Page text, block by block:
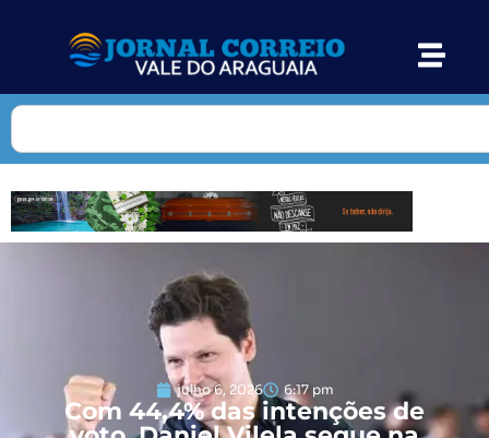
julho 6, 2026 6:17 pm
Com 44,4% das intenções de